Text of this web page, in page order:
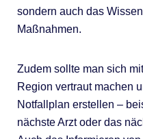
sondern auch das
Maßnahmen.
Zudem sollte man sich
Region vertraut machen
Notfallplan erstellen –
nächste Arzt oder das